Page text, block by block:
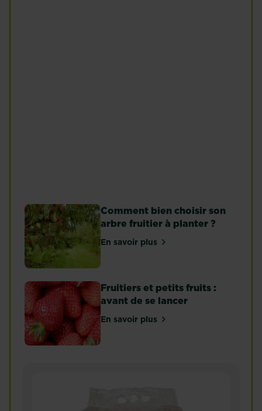
Comment bien choisir son
arbre fruitier à planter ?
En savoir plussur Comment bien choisir
Fruitiers et petits fruits :
avant de se lancer
En savoir plussur Fruitiers et petits fruits :